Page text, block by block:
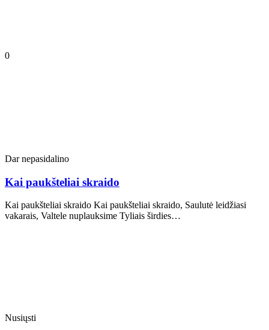
0
Dar nepasidalino
Kai paukšteliai skraido
Kai paukšteliai skraido Kai paukšteliai skraido, Saulutė leidžiasi
vakarais, Valtele nuplauksime Tyliais širdies…
Nusiųsti